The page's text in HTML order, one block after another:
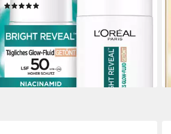
15,99 €
(319,80 €/ 1 l)
lieferbar - in 1-2 Werktagen bei dir